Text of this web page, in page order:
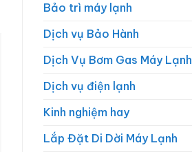
Bảo trì máy lạnh
Dịch vụ Bảo Hành
Dịch Vụ Bơm Gas Máy Lạnh
Dịch vụ điện lạnh
Kinh nghiệm hay
Lắp Đặt Di Dời Máy Lạnh